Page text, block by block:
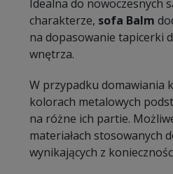
Idealna do nowoczesnych
charakterze, sofa Balm
na dopasowanie tapicerki
wnętrza.
W przypadku domawiania
kolorach metalowych
na różne ich partie.
materiałach stosowanych
wynikających z